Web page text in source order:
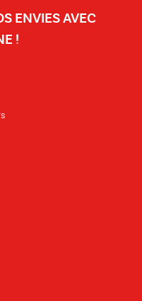
ENVIES AVEC
!